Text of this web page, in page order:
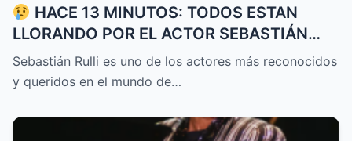
HACE 13 MINUTOS: TODOS ESTAN
LLORANDO POR EL ACTOR SEBASTIÁN
RULLI
Sebastián Rulli es uno de los actores más reconocidos
y queridos en el mundo de…